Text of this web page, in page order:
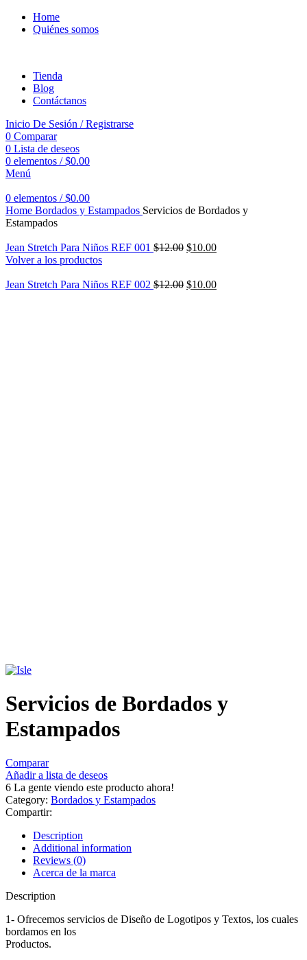
Home
Quiénes somos
Tienda
Blog
Contáctanos
Inicio De Sesión / Registrarse
0 Comparar
0 Lista de deseos
0 elementos / $0.00
Menú
0 elementos / $0.00
Home Bordados y Estampados Servicios de Bordados y
Estampados
Jean Stretch Para Niños REF 001 $12.00 $10.00
Volver a los productos
Jean Stretch Para Niños REF 002 $12.00 $10.00
Servicios de Bordados y
Estampados
Comparar
Añadir a lista de deseos
6 La gente viendo este producto ahora!
Category: Bordados y Estampados
Compartir:
Description
Additional information
Reviews (0)
Acerca de la marca
Description
1- Ofrecemos servicios de Diseño de Logotipos y Textos, los cuales
bordamos en los
Productos.